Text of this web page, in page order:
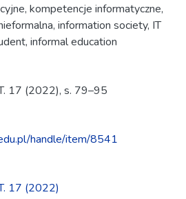
, kompetencje informatyczne,
, information society, IT
, informal education
17 (2022), s. 79–95
handle/item/8541
17 (2022)